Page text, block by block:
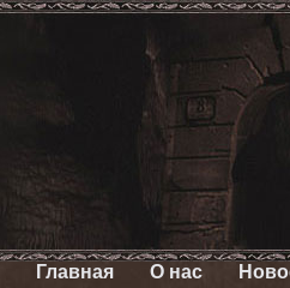
Главная О нас